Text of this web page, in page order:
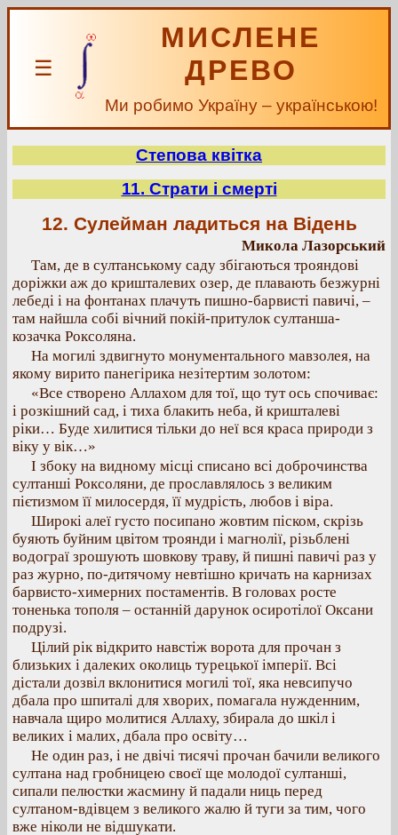
☰
МИСЛЕНЕ
ДРЕВО
Ми робимо Україну – українською!
Степова квітка
11. Страти і смерті
12. Сулейман ладиться на Відень
Микола Лазорський
Там, де в султанському саду збігаються трояндові
доріжки аж до кришталевих озер, де плавають безжурні
лебеді і на фонтанах плачуть пишно-барвисті павичі, –
там найшла собі вічний покій-притулок султанша-
козачка Роксоляна.
На могилі здвигнуто монументального мавзолея, на
якому вирито панегірика незітертим золотом:
«Все створено Аллахом для тої, що тут ось спочиває:
і розкішний сад, і тиха блакить неба, й кришталеві
ріки… Буде хилитися тільки до неї вся краса природи з
віку у вік…»
І збоку на видному місці списано всі доброчинства
султанші Роксоляни, де прославлялось з великим
пієтизмом її милосердя, її мудрість, любов і віра.
Широкі алеї густо посипано жовтим піском, скрізь
буяють буйним цвітом троянди і магнолії, різьблені
водограї зрошують шовкову траву, й пишні павичі раз у
раз журно, по-дитячому невтішно кричать на карнизах
барвисто-химерних постаментів. В головах росте
тоненька тополя – останній дарунок осиротілої Оксани
подрузі.
Цілий рік відкрито навстіж ворота для прочан з
близьких і далеких околиць турецької імперії. Всі
дістали дозвіл вклонитися могилі тої, яка невсипучо
дбала про шпиталі для хворих, помагала нужденним,
навчала щиро молитися Аллаху, збирала до шкіл і
великих і малих, дбала про освіту…
Не один раз, і не двічі тисячі прочан бачили великого
султана над гробницею своєї ще молодої султанші,
сипали пелюстки жасмину й падали ниць перед
султаном-вдівцем з великого жалю й туги за тим, чого
вже ніколи не відшукати.